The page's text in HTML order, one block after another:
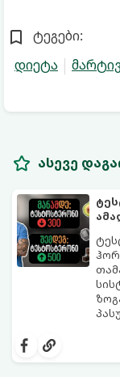
ტეგები:
დიეტა
ასევე